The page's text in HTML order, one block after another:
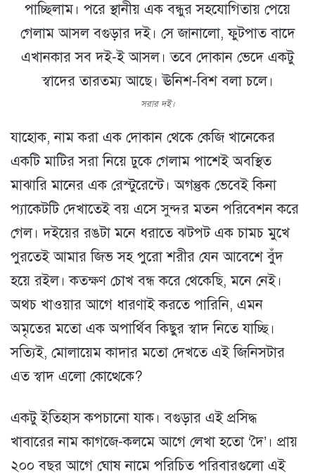
পাচ্ছিলাম। পরে স্থানীয় এক বন্ধুর সহযোগিতায় পেয়ে
গেলাম আসল বগুড়ার দই। সে জানালো, ফুটপাত বাদে
এখানকার সব দই-ই আসল। তবে দোকান ভেদে একটু
স্বাদের তারতম্য আছে। ঊনিশ-বিশ বলা চলে।
সরার দই।
যাহোক, নাম করা এক দোকান থেকে কেজি খানেকের
একটি মাটির সরা নিয়ে ঢুকে গেলাম পাশেই অবস্থিত
মাঝারি মানের এক রেস্টুরেন্টে। অগন্তুক ভেবেই কিনা
প্যাকেটটি দেখাতেই বয় এসে সুন্দর মতন পরিবেশন করে
গেল। দইয়ের রঙটা মনে ধরাতে ঝটপট এক চামচ মুখে
পুরতেই আমার জিভ সহ পুরো শরীর যেন আবেশে বুঁদ
হয়ে রইল। কতক্ষণ চোখ বন্ধ করে থেকেছি, মনে নেই।
অথচ খাওয়ার আগে ধারণাই করতে পারিনি, এমন
অমৃতের মতো এক অপার্থিব কিছুর স্বাদ নিতে যাচ্ছি।
সত্যিই, মোলায়েম কাদার মতো দেখতে এই জিনিসটার
এত স্বাদ এলো কোত্থেকে?
একটু ইতিহাস কপচানো যাক। বগুড়ার এই প্রসিদ্ধ
খাবারের নাম কাগজে-কলমে আগে লেখা হতো ‘দৈ’। প্রায়
২০০ বছর আগে ঘোষ নামে পরিচিত পরিবারগুলো এই